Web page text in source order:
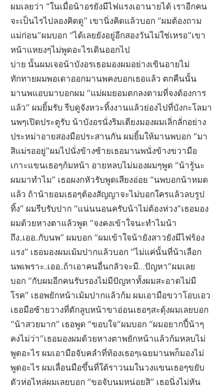
ผมเลยว่า “ในเมื่อน้าอรยังมีไฟแรงเอานายได้ เราอีกคน
จะเป็นไรไปลองคิดดู” เขานิ่งคิดแล้วบอก “ผมต้องถาม
แม่ก่อน”ผมบอก “ได้เลยยังอยู่อีกสองวันไม่ใช่เหรอ”เขา
หน้าแหยงๆไม่พูดอะไรเดินออกไป
บ่าย นั้นผมเจอน้าบังอรเธอมองผมอย่างเขินอายไม่
ทักทายผมพอเดาออกมานพคงบอกเธอแล้ว ตกคืนนั้น
มานพแอบมาบอกผม “แม่ผมยอมตกลงตามที่จงต้องการ
แล้ว” ผมยิ้มรับ รีบดูจังหวะทิ้งงานแล้วย่องไปที่บังกะโลมา
นพๆเปิดประตูรับ น้าบังอรนั่งริมเตียงมองผมเลิ่กลั่กอย่าง
ประหม่าอายสองมือประสานกัน ผมยิ้มให้มานพบอก “มา
สิแม่รออยู่”ผมไปนั่งข้างซ้ายเธอมานพนั่งข้างขวามือ
เกาะแขนเธอๆก้มหน้า อายหลบไม่มองผมๆพูด “น้ารู้นะ
ผมมาทำไม” เธอผงกหัวรับพูดเสียงอ่อย “นพบอกน้าหมด
แล้ว ถ้าน้ายอมเธอๆต้องสัญญาจะไม่บอกใครแล้วลบรูป
ทิ้ง” ผมรีบรับปาก “แน่นนอนครับน้าไม่ต้องห่วง”เธอมอง
ผมด้วยหางตาแล้วพูด “จงคงเข้าใจนะทำไมน้า
ถึง..เออ..กับนพ” ผมบอก “ผมเข้าใจน้ายังสาวยังมีไฟร้อง
แรง” เธอมองผมเม้มปากแล้วบอก “ไม่แค่นั้นที่น้าเลือก
นพเพราะ..เออ..ถ้าเอาคนอื่นกลัวจะมี…ปัญหา”ผมเลย
บอก “กับผมอีกคนรับรองไม่มีปัญหาทั้งผมสะอาดไม่มี
โรค” เธอพยักหน้าเม้มปากแล้วก้ม ผมเอามือขวาโอบเอว
เธอมือซ้ายวางที่ตักลูบหน้าขาอ่อนเธอๆสะดุ้งผมเลยบอก
“น้าสวยมาก” เธอพูด “ขอบใจ”ผมบอก “ผมอยากปี้น้าๆ
คงไม่ว่า”เธอมองผมด้วยหางตาพยักหน้าแล้วก้มหลบไม่
พูดอะไร ผมเอามือจับคลำที่ท้องเธอๆเฉยมานพก็มองไม่
พูดอะไร ผมเลื่อนมือขึ้นที่ใต้ราวนมในวงแขนเธอๆขยับ
ตัวห่อไหล่ผมเลยบอก “ขอจับนมหน่อยสิ” เธอนิ่งไม่หัน